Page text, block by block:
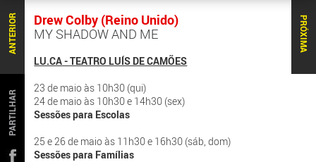
PRÓXIMA
ANTERIOR
PARTILHAR
Drew Colby (Reino Unido)
MY SHADOW AND ME
LU.CA - TEATRO LUÍS DE CAMÕES
23 de maio às 10h30 (qui)
24 de maio às 10h30 e 14h30 (sex)
Sessões para Escolas
25 e 26 de maio às 11h30 e 16h30 (sáb, dom)
Sessões para Famílias